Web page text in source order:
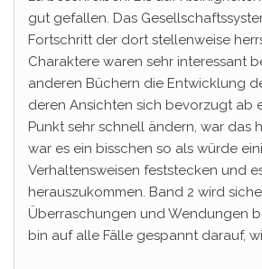
gut gefallen. Das
Fortschritt der dort stellenweise
Charaktere waren sehr interessant
anderen Büchern die Entwicklung
deren Ansichten sich bevorzugt ab
Punkt sehr schnell ändern, war das
war es ein bisschen so als würde
Verhaltensweisen feststecken und
herauszukommen. Band 2 wird
Überraschungen und Wendungen
bin auf alle Fälle gespannt darauf,